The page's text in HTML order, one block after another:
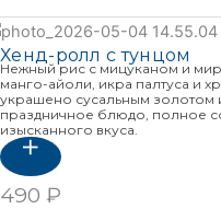
Хенд-ролл с тунцом
Нежный рис с мицуканом и
манго-айоли, икра палтуса и
украшено сусальным золотом
праздничное блюдо, полное
изысканного вкуса.
490 ₽